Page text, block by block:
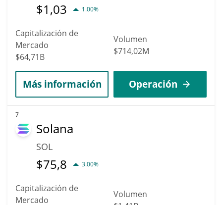
$1,03 1.00%
Capitalización de
Mercado
$64,71B
Volumen
$714,02M
Más información Operación
7
Solana
SOL
$75,8 3.00%
Capitalización de
Mercado
Volumen